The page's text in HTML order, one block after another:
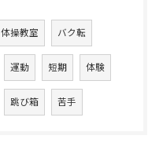
体操教室 バク転
運動 短期 体験
跳び箱 苦手